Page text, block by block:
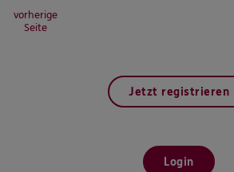
vorherige
Seite
Jetzt registrieren
Login